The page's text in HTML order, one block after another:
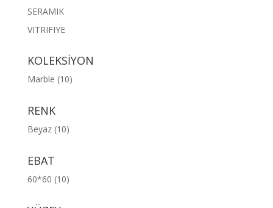
SERAMIK
VITRIFIYE
KOLEKSİYON
Marble (10)
RENK
Beyaz (10)
EBAT
60*60 (10)